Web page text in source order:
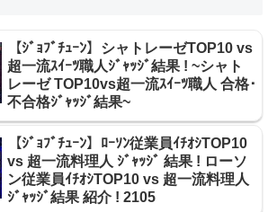
【ｼﾞｮﾌﾞﾁｭｰﾝ】シャトレーゼTOP10 vs
超一流ｽｲｰﾂ職人ｼﾞｬｯｼﾞ結果 ! ~シャト
レーゼ TOP10vs超一流ｽｲｰﾂ職人 合格･
不合格ｼﾞｬｯｼﾞ結果~
【ｼﾞｮﾌﾞﾁｭｰﾝ】ﾛｰｿﾝ従業員ｲﾁｵｼTOP10
vs 超一流料理人 ｼﾞｬｯｼﾞ 結果 ! ローソ
ン従業員ｲﾁｵｼTOP10 vs 超一流料理人
ｼﾞｬｯｼﾞ結果 紹介 ! 2105